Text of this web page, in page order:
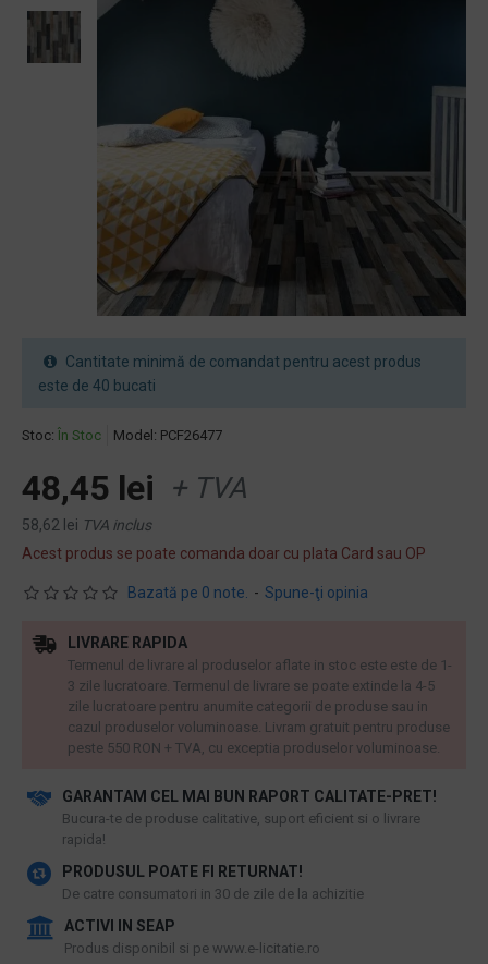
Stoc: În Stoc Model: PCF26477
Bazată pe 0 note. - Spune-ţi opinia
48,45 lei + TVA
58,62 lei TVA inclus
Acest produs se poate comanda doar cu plata Card sau OP
Cantitate minimă de comandat pentru acest produs
este de 40 bucati
GARANTAM CEL MAI BUN RAPORT CALITATE-PRET!
​Bucura-te de produse calitative, suport eficient si o livrare
rapida!
PRODUSUL POATE FI RETURNAT!
De catre consumatori in 30 de zile de la achizitie
ACTIVI IN SEAP
Produs disponibil si pe www.e-licitatie.ro
LIVRARE RAPIDA
Termenul de livrare al produselor aflate in stoc este este de 1-
3 zile lucratoare. Termenul de livrare se poate extinde la 4-5
zile lucratoare pentru anumite categorii de produse sau in
cazul produselor voluminoase. Livram gratuit pentru produse
peste 550 RON + TVA, cu exceptia produselor voluminoase.